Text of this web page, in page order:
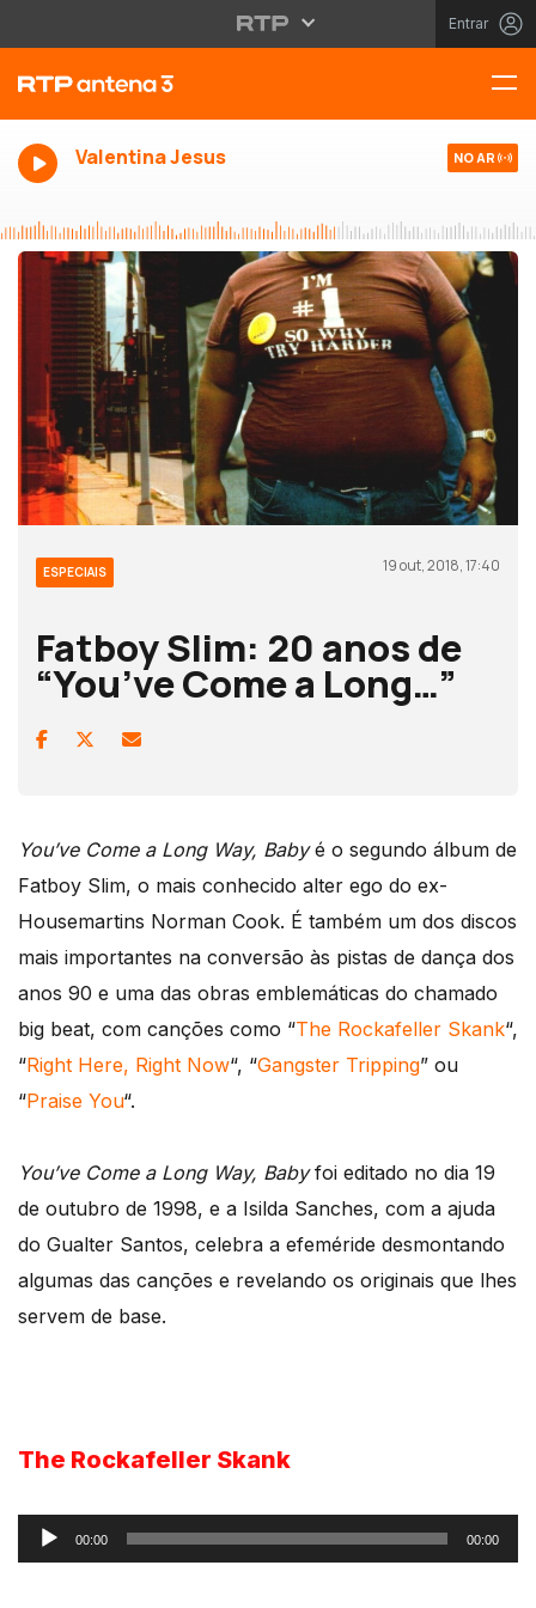
Entrar
Valentina Jesus NO AR
ESPECIAIS 19 out, 2018, 17:40
Fatboy Slim: 20 anos de
“You’ve Come a Long…”
You’ve Come a Long Way, Babyé o segundo álbum de
Fatboy Slim, o mais conhecido alter ego do ex-
Housemartins Norman Cook. É também um dos discos
mais importantes na conversão às pistas de dança dos
anos 90 e uma das obras emblemáticas do chamado
big beat, com canções como “The Rockafeller Skank“,
“Right Here, Right Now“, “Gangster Tripping” ou
“Praise You“.
You’ve Come a Long Way, Babyfoi editado no dia 19
de outubro de 1998, e a Isilda Sanches, com a ajuda
do Gualter Santos, celebra a efeméride desmontando
algumas das canções e revelando os originais que lhes
servem de base.
The Rockafeller Skank
Reprodutor
de
00:00 00:00